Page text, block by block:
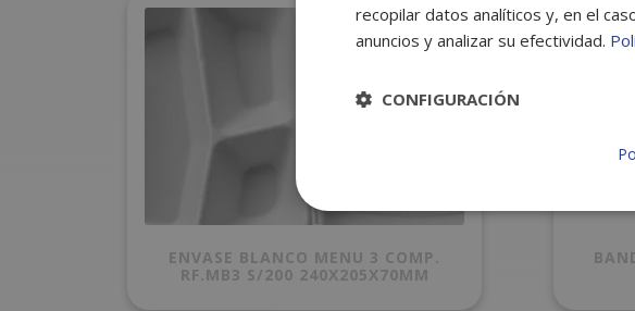
ENVASE BLANCO MENU 3 COMP.
RF.MB3 S/200 240X205X70MM
recopilar datos analíticos y, en el
anuncios y analizar su efectividad.
CONFIGURACIÓN